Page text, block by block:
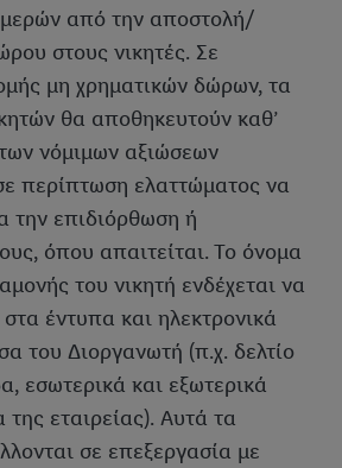
από την αποστολή/
στους νικητές. Σε
μη χρηματικών δώρων, τα
θα αποθηκευτούν καθ’
νόμιμων αξιώσεων
περίπτωση ελαττώματος να
την επιδιόρθωση ή
όπου απαιτείται. Το όνομα
του νικητή ενδέχεται να
έντυπα και ηλεκτρονικά
του Διοργανωτή (π.χ. δελτίο
εσωτερικά και εξωτερικά
της εταιρείας). Αυτά τα
σε επεξεργασία με